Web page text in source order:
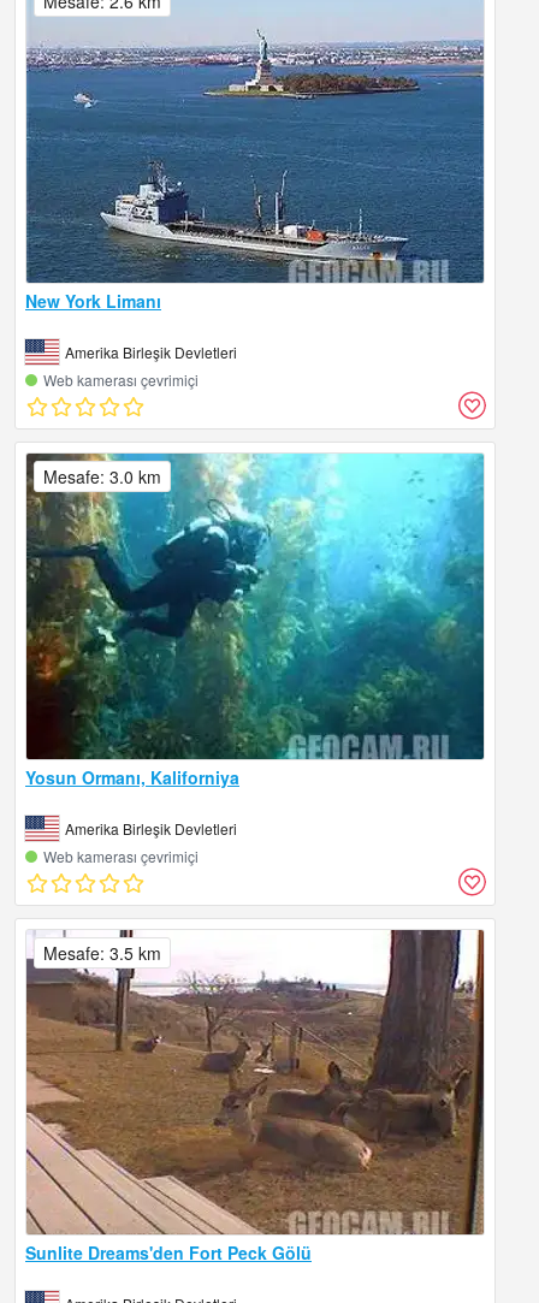
New York Limanı
Amerika Birleşik Devletleri
Web kamerası çevrimiçi
Yosun Ormanı, Kaliforniya
Amerika Birleşik Devletleri
Web kamerası çevrimiçi
Mesafe: 3.0 km
Sunlite Dreams'den Fort Peck Gölü
Mesafe: 3.5 km